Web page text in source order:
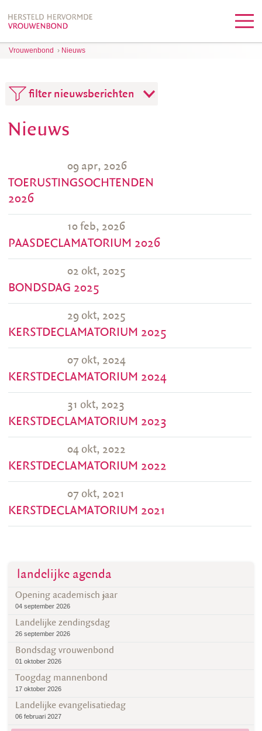
Vrouwenbond › Nieuws
filter nieuwsberichten
Nieuws
09 apr, 2026
TOERUSTINGSOCHTENDEN
2026
10 feb, 2026
PAASDECLAMATORIUM 2026
02 okt, 2025
BONDSDAG 2025
29 okt, 2025
KERSTDECLAMATORIUM 2025
07 okt, 2024
KERSTDECLAMATORIUM 2024
31 okt, 2023
KERSTDECLAMATORIUM 2023
04 okt, 2022
KERSTDECLAMATORIUM 2022
07 okt, 2021
KERSTDECLAMATORIUM 2021
landelijke agenda
Opening academisch jaar
04 september 2026
Landelijke zendingsdag
26 september 2026
Bondsdag vrouwenbond
01 oktober 2026
Toogdag mannenbond
17 oktober 2026
Landelijke evangelisatiedag
06 februari 2027